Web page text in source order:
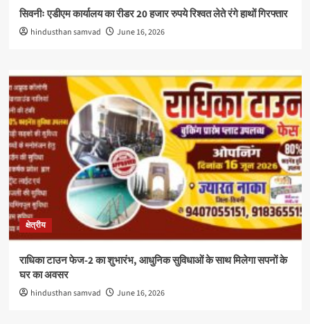
सिवनीः एडीएम कार्यालय का रीडर 20 हजार रुपये रिश्वत लेते रंगे हाथों गिरफ्तार
hindusthan samvad June 16, 2026
क्षेत्रीय
राधिका टाउन फेज-2 का शुभारंभ, आधुनिक सुविधाओं के साथ मिलेगा सपनों के
घर का अवसर
hindusthan samvad June 16, 2026